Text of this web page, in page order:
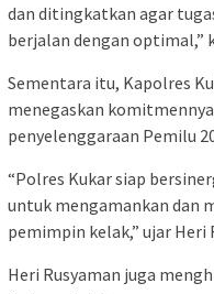
dan ditingkatkan agar
berjalan dengan optimal,”
Sementara itu, Kapolres
menegaskan
penyelenggaraan Pemilu
“Polres Kukar siap
untuk mengamankan dan
pemimpin kelak,” ujar Heri
Heri Rusyaman juga